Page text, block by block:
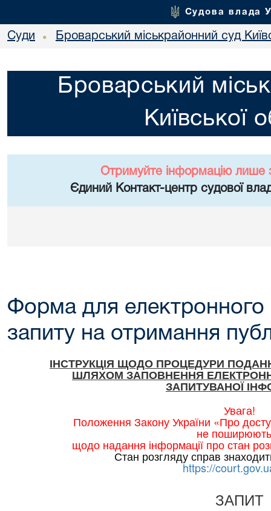
Судова влада
Суди • Броварський міськрайонний суд
Броварський
Київської
Отримуйте інформацію лише
Єдиний Контакт-центр судової
Форма для електронного
запиту на отримання